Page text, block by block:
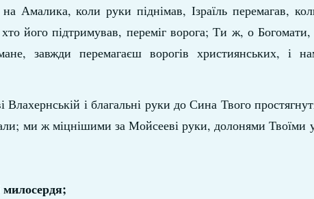
Амалика, коли руки піднімав, Ізраїль перемагав,
його підтримував, переміг ворога; Ти ж, о Богомати,
завжди перемагаєш ворогів християнських, і
і благальні руки до Сина Твого
ми ж міцнішими за Мойсееві руки, долонями Твоїми
милосердя;